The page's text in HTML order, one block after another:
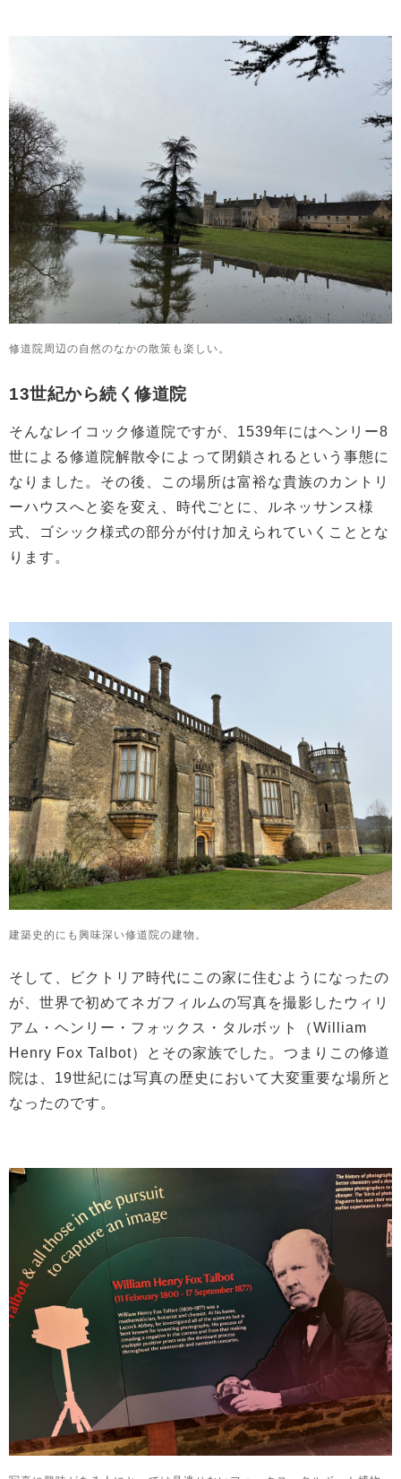
修道院周辺の自然のなかの散策も楽しい。
13世紀から続く修道院
そんなレイコック修道院ですが、1539年にはヘンリー8
世による修道院解散令によって閉鎖されるという事態に
なりました。その後、この場所は富裕な貴族のカントリ
ーハウスへと姿を変え、時代ごとに、ルネッサンス様
式、ゴシック様式の部分が付け加えられていくこととな
ります。
建築史的にも興味深い修道院の建物。
そして、ビクトリア時代にこの家に住むようになったの
が、世界で初めてネガフィルムの写真を撮影したウィリ
アム・ヘンリー・フォックス・タルボット（William
Henry Fox Talbot）とその家族でした。つまりこの修道
院は、19世紀には写真の歴史において大変重要な場所と
なったのです。